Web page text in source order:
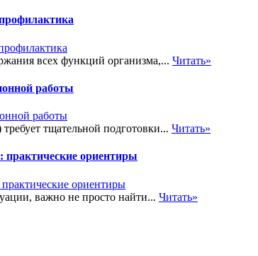
всех функций организма,... Читать»
работы
тщательной подготовки... Читать»
ориентиры
важно не просто найти... Читать»